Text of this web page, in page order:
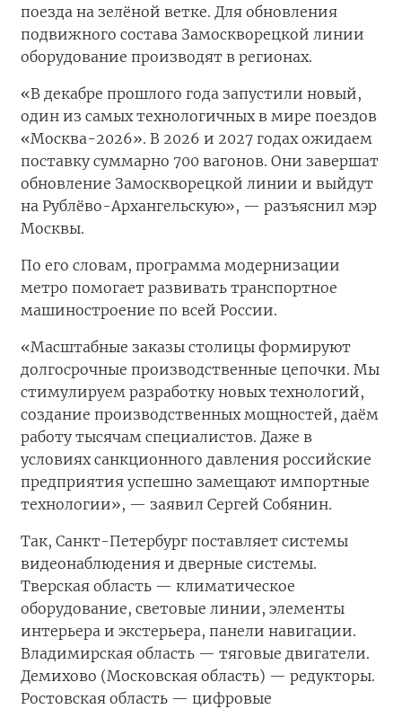
поезда на зелёной ветке. Для обновления
подвижного состава Замоскворецкой линии
оборудование производят в регионах.
«В декабре прошлого года запустили новый,
один из самых технологичных в мире поездов
«Москва-2026». В 2026 и 2027 годах ожидаем
поставку суммарно 700 вагонов. Они завершат
обновление Замоскворецкой линии и выйдут
на Рублёво-Архангельскую», — разъяснил мэр
Москвы.
По его словам, программа модернизации
метро помогает развивать транспортное
машиностроение по всей России.
«Масштабные заказы столицы формируют
долгосрочные производственные цепочки. Мы
стимулируем разработку новых технологий,
создание производственных мощностей, даём
работу тысячам специалистов. Даже в
условиях санкционного давления российские
предприятия успешно замещают импортные
технологии», — заявил Сергей Собянин.
Так, Санкт-Петербург поставляет системы
видеонаблюдения и дверные системы.
Тверская область — климатическое
оборудование, световые линии, элементы
интерьера и экстерьера, панели навигации.
Владимирская область — тяговые двигатели.
Демихово (Московская область) — редукторы.
Ростовская область — цифровые